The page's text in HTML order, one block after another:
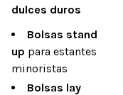
dulces duros
Bolsas stand
up para estantes
minoristas
Bolsas lay